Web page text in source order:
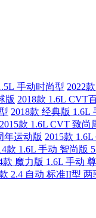
手动时尚型 2022
版 2018款 1.6L CVT
2018款 经典版 1.6L
2015款 1.6L CVT 致尚
年运动版 2015款
款 1.6L 手动 智尚版
款 魔力版 1.6L 手动
2.4 自动 标准II型 两